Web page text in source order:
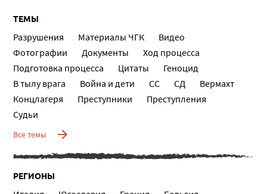
ТЕМЫ
Разрушения Материалы ЧГК
Видео
Фотографии
Документы
Ход процесса
Подготовка процесса
Цитаты
Геноцид
В тылу врага
Война и дети СС СД
Вермахт
Концлагеря
Преступники
Преступления
Судьи
Все темы
РЕГИОНЫ